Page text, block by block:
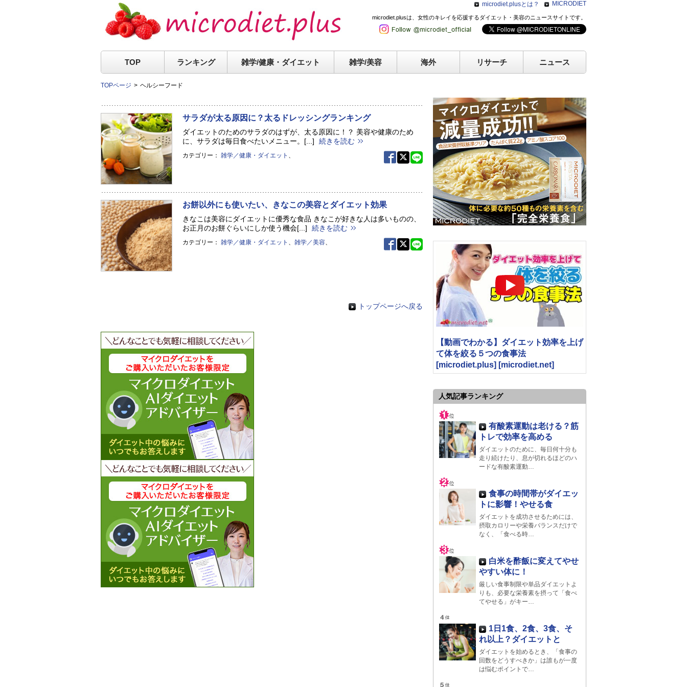
microdiet.plusとは？ MICRODIET
microdiet.plusは、女性のキレイを応援するダイエット・美容のニュースサイトです。
TOP ランキング 雑学/健康・ ダイエット 雑学/美容 海外 リサーチ ニュース
TOPページ ヘルシーフード
サラダが太る原因に？太るドレッシングランキング
ダイエットのためのサラダのはずが、太る原因に！？ 美容や健康のため
に、サラダは毎日食べたいメニュー。[...]
続きを読む
カテゴリー：雑学／健康・ダイエット 、
お餅以外にも使いたい、きなこの美容とダイエット効果
きなこは美容にダイエットに優秀な食品 きなこが好きな人は多いものの、
お正月のお餅ぐらいにしか使う機会[...]
続きを読む
カテゴリー：雑学／健康・ダイエット 、雑学／美容、
トップページへ戻る
【動画でわかる】ダイエット効率を上げ
て体を絞る５つの食事法
[microdiet.plus] [microdiet.net]
人気記事ランキング
有酸素運動は老ける？筋
トレで効率を高める
ダイエットのために、毎日何十分も
走り続けたり、息が切れるほどのハ
ードな有酸素運動…
食事の時間帯がダイエッ
トに影響！やせる食
ダイエットを成功させるためには、
摂取カロリーや栄養バランスだけで
なく、「食べる時…
白米を酢飯に変えてやせ
やすい体に！
厳しい食事制限や単品ダイエットよ
りも、必要な栄養素を摂って「食べ
てやせる」がキー…
1日1食、2食、3食、そ
れ以上？ダイエットと
ダイエットを始めるとき、「食事の
回数をどうすべきか」は誰もが一度
は悩むポイントで…